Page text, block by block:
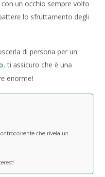
un occhio sempre volto
lo sfruttamento degli
di persona per un
, ti assicuro che è una
enorme!
che rivela un